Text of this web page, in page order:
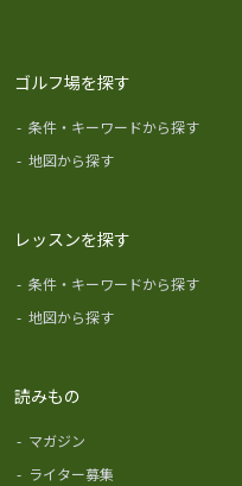
ゴルフ場を探す
- 条件・キーワードから探す
- 地図から探す
レッスンを探す
- 条件・キーワードから探す
- 地図から探す
読みもの
- マガジン
- ライター募集